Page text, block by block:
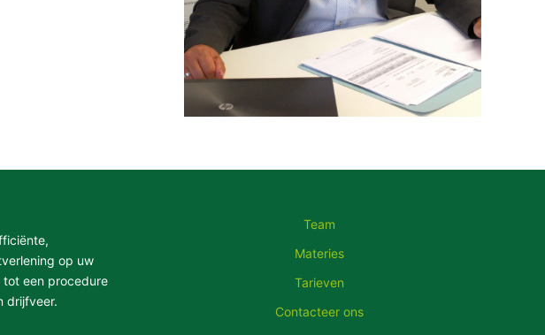
op uw
tot een procedure
drijfveer.
Team
Materies
Tarieven
Contacteer ons